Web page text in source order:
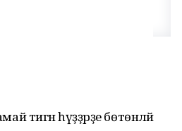
тигән һүҙҙәрҙе бөтөнләй